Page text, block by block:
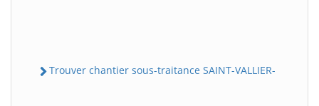
Trouver chantier sous-traitance SAINT-VALLIER-